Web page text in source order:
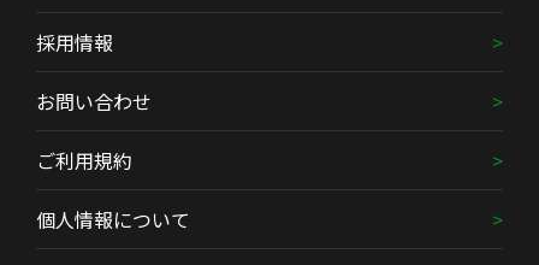
採用情報
お問い合わせ
ご利用規約
個人情報について